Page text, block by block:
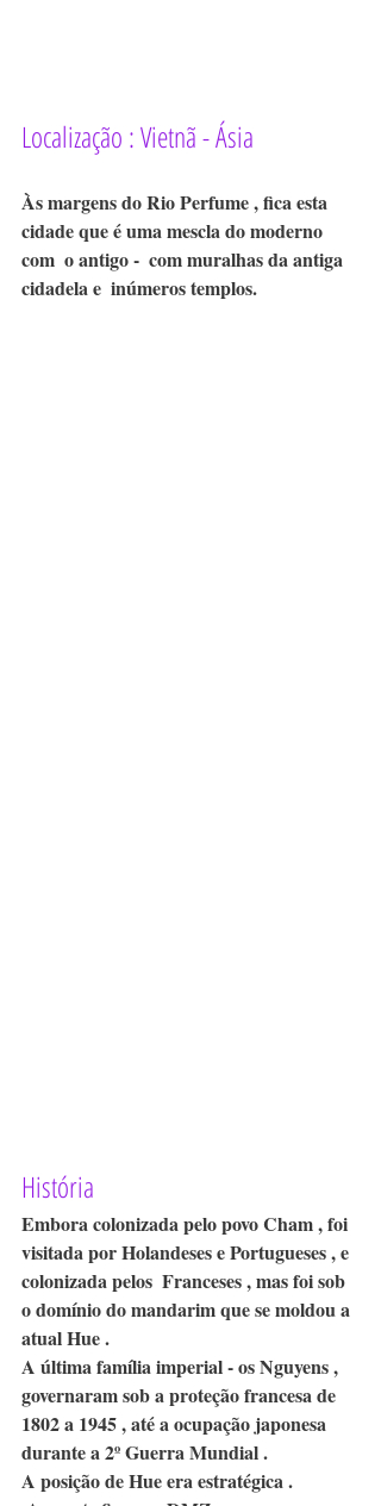
Localização : Vietnã - Ásia
Às margens do Rio Perfume , fica esta
cidade que é uma mescla do moderno
com  o antigo -  com muralhas da antiga
cidadela e  inúmeros templos.
História
Embora colonizada pelo povo Cham , foi
visitada por Holandeses e Portugueses , e
colonizada pelos  Franceses , mas foi sob
o domínio do mandarim que se moldou a
atual Hue .
A última família imperial - os Nguyens ,
governaram sob a proteção francesa de
1802 a 1945 , até a ocupação japonesa
durante a 2º Guerra Mundial .
A posição de Hue era estratégica .